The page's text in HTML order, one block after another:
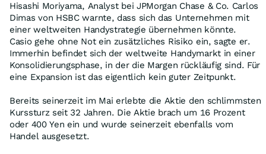
Hisashi Moriyama, Analyst bei JPMorgan Chase & Co. Carlos
Dimas von HSBC warnte, dass sich das Unternehmen mit
einer weltweiten Handystrategie übernehmen könnte.
Casio gehe ohne Not ein zusätzliches Risiko ein, sagte er.
Immerhin befindet sich der weltweite Handymarkt in einer
Konsolidierungsphase, in der die Margen rückläufig sind. Für
eine Expansion ist das eigentlich kein guter Zeitpunkt.
Bereits seinerzeit im Mai erlebte die Aktie den schlimmsten
Kurssturz seit 32 Jahren. Die Aktie brach um 16 Prozent
oder 400 Yen ein und wurde seinerzeit ebenfalls vom
Handel ausgesetzt.